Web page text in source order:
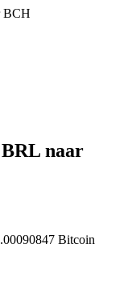
BCH
BRL naar
Bitcoin